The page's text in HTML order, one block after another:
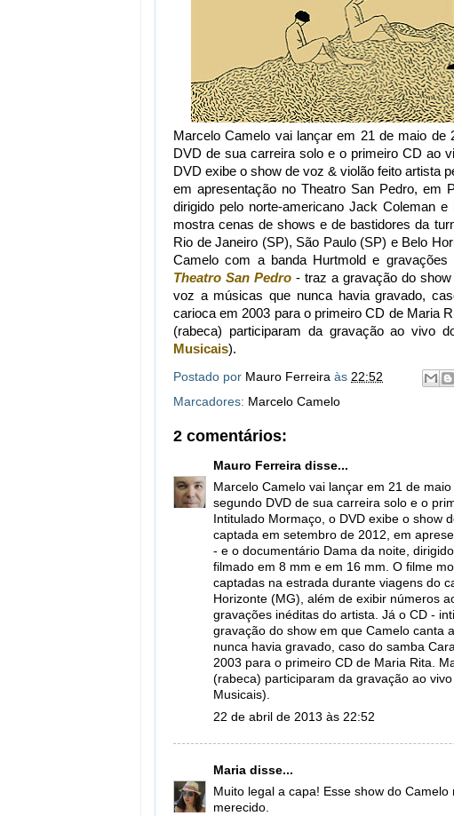
Marcelo Camelo vai lançar em 21 de maio
DVD de sua carreira solo e o primeiro CD ao
DVD exibe o show de voz & violão feito artista
em apresentação no Theatro San Pedro, em
dirigido pelo norte-americano Jack Coleman
mostra cenas de shows e de bastidores da
Rio de Janeiro (SP), São Paulo (SP) e Belo
Camelo com a banda Hurtmold e
Theatro San Pedro - traz a gravação do
voz a músicas que nunca havia gravado,
carioca em 2003 para o primeiro CD de Maria
(rabeca) participaram da gravação ao vivo
Musicais).
Postado por Mauro Ferreira às 22:52
Marcadores: Marcelo Camelo
2 comentários:
Mauro Ferreira disse...
Marcelo Camelo vai lançar em 21 de
segundo DVD de sua carreira solo e o
Intitulado Mormaço, o DVD exibe o show
captada em setembro de 2012, em
- e o documentário Dama da noite,
filmado em 8 mm e em 16 mm. O filme
captadas na estrada durante viagens do
Horizonte (MG), além de exibir números
gravações inéditas do artista. Já o CD -
gravação do show em que Camelo canta
nunca havia gravado, caso do samba
2003 para o primeiro CD de Maria Rita.
(rabeca) participaram da gravação ao
Musicais).
22 de abril de 2013 às 22:52
Maria disse...
Muito legal a capa! Esse show do
merecido.